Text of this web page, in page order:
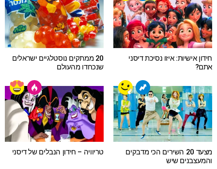
חידון אישיות: איזו נסיכת דיסני
אתם?
20 ממתקים נוסטלגיים ישראלים
שנכחדו מהעולם
מצעד 20 השירים הכי מדבקים
והמעצבנים שיש
טריוויה – חידון הנבלים של דיסני